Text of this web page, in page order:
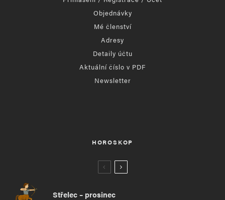
Objednávky
Mé členství
Adresy
Detaily účtu
Aktuální číslo v PDF
Newsletter
HOROSKOP
Střelec – prosinec